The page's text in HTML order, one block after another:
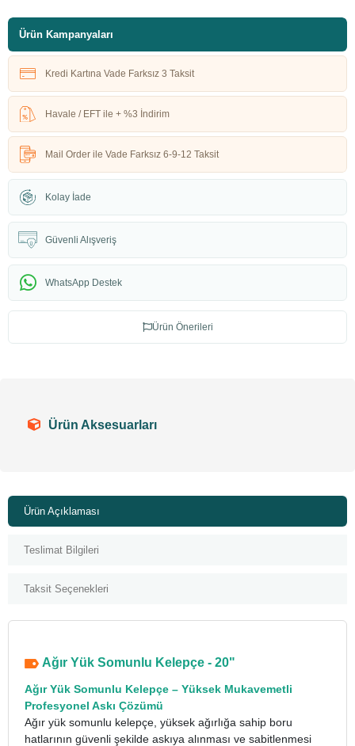
Ürün Kampanyaları
Kredi Kartına Vade Farksız 3 Taksit
Havale / EFT ile + %3 İndirim
Mail Order ile Vade Farksız 6-9-12 Taksit
Kolay İade
Güvenli Alışveriş
WhatsApp Destek
Ürün Önerileri
Ürün Aksesuarları
Ürün Açıklaması
Teslimat Bilgileri
Taksit Seçenekleri
Ağır Yük Somunlu Kelepçe - 20"
Ağır Yük Somunlu Kelepçe – Yüksek Mukavemetli
Profesyonel Askı Çözümü
Ağır yük somunlu kelepçe, yüksek ağırlığa sahip boru
hatlarının güvenli şekilde askıya alınması ve sabitlenmesi